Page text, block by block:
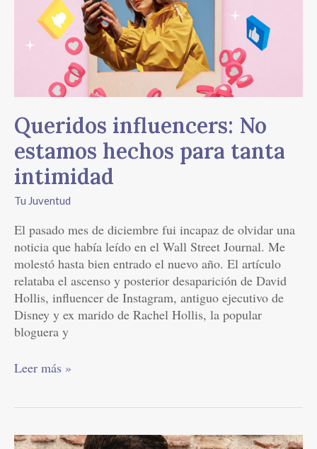
Queridos influencers: No
estamos hechos para tanta
intimidad
Tu Juventud
El pasado mes de diciembre fui incapaz de olvidar una
noticia que había leído en el Wall Street Journal. Me
molestó hasta bien entrado el nuevo año. El artículo
relataba el ascenso y posterior desaparición de David
Hollis, influencer de Instagram, antiguo ejecutivo de
Disney y ex marido de Rachel Hollis, la popular
bloguera y
estamos
hechos
para
intimidad
Leer más »
Acertar